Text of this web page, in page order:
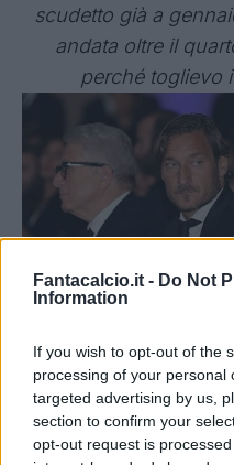
Fantacalcio.it - Do Not
Information
If you wish to opt-out of the
processing of your personal
targeted advertising by us,
section to confirm your
opt-out request is
scudetto già a
andata oltre il
perché toglievo
Getty images,
+
Una confessione che